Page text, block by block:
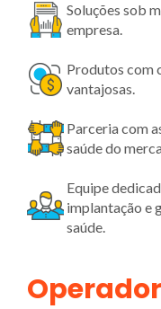
Soluções sob
empresa.
Produtos com
vantajosas.
Parceria com
saúde do
Equipe
implantação e
saúde.